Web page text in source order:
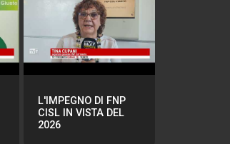
L'IMPEGNO DI FNP
CISL IN VISTA DEL
2026